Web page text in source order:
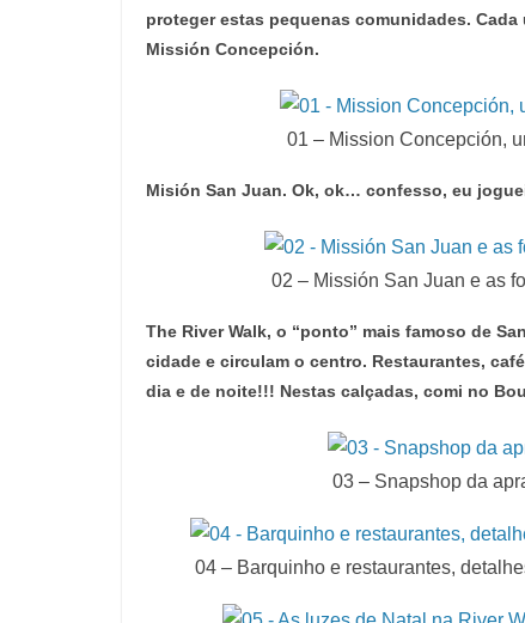
proteger estas pequenas comunidades.
Missión Concepción.
01 – Mission Concepción,
Misión San Juan. Ok, ok… confesso, eu
02 – Missión San Juan e as
The River Walk, o “ponto” mais famoso de
cidade e circulam o centro. Restaurantes,
dia e de noite!!! Nestas calçadas, comi no
03 – Snapshop da
04 – Barquinho e restaurantes,